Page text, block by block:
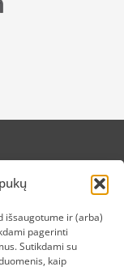
išsaugotume ir (arba)
pagerinti
Sutikdami su
kaip